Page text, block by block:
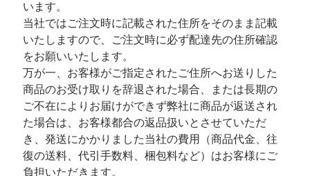
います。
当社ではご注文時に記載された住所をそのまま記載
いたしますので、ご注文時に必ず配達先の住所確認
をお願いいたします。
万が一、お客様がご指定されたご住所へお送りした
商品のお受け取りを辞退された場合、または長期の
ご不在によりお届けができず弊社に商品が返送され
た場合は、お客様都合の返品扱いとさせていただ
き、発送にかかりました当社の費用（商品代金、往
復の送料、代引手数料、梱包料など）はお客様にご
負担いただきます。